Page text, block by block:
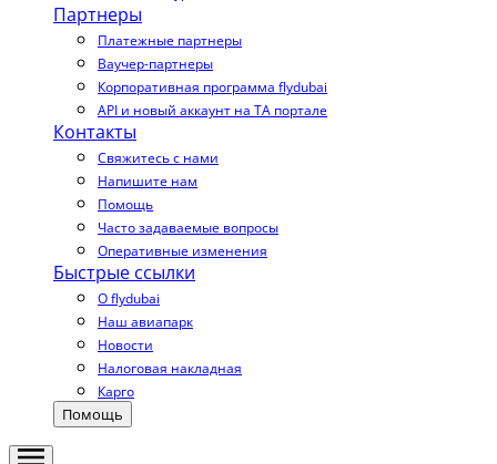
Партнеры
Платежные партнеры
Ваучер-партнеры
Корпоративная программа flydubai
API и новый аккаунт на TA портале
Контакты
Свяжитесь с нами
Напишите нам
Помощь
Часто задаваемые вопросы
Оперативные изменения
Быстрые ссылки
О flydubai
Наш авиапарк
Новости
Налоговая накладная
Карго
Помощь